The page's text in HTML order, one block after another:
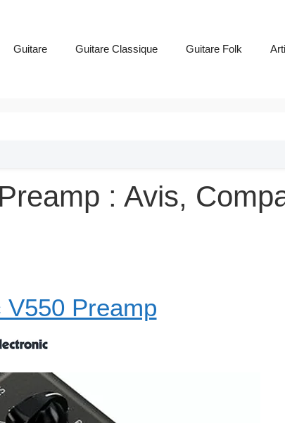
Guitare Guitare Classique Guitare Folk
: Avis,
Preamp